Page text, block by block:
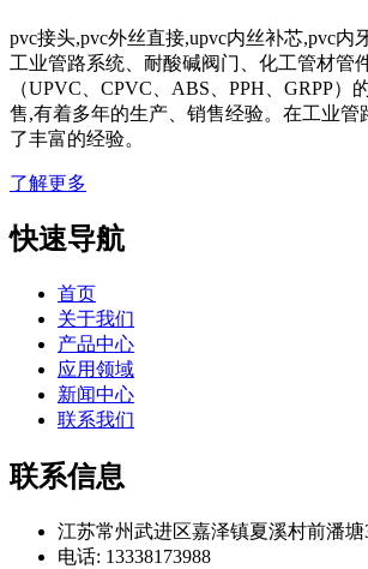
pvc接头,pvc外丝直接,upvc内丝补芯,pvc内
工业管路系统、耐酸碱阀门、化工管材管
（UPVC、CPVC、ABS、PPH、GRPP）
售,有着多年的生产、销售经验。在工业管
了丰富的经验。
了解更多
快速导航
首页
关于我们
产品中心
应用领域
新闻中心
联系我们
联系信息
江苏常州武进区嘉泽镇夏溪村前潘塘
电话: 13338173988